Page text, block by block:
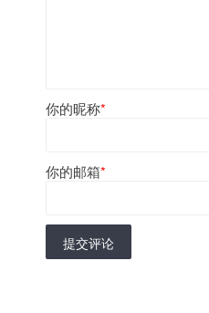
你的昵称*
你的邮箱*
提交评论